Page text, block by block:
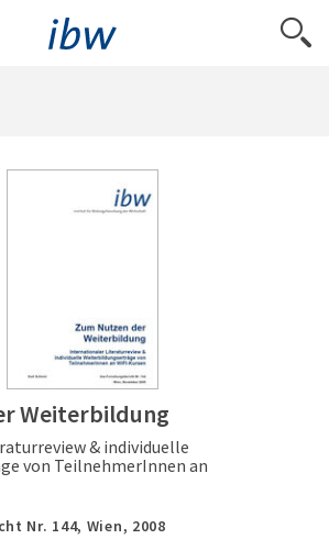
Weiterbildung
& individuelle
von TeilnehmerInnen an
Nr. 144, Wien, 2008